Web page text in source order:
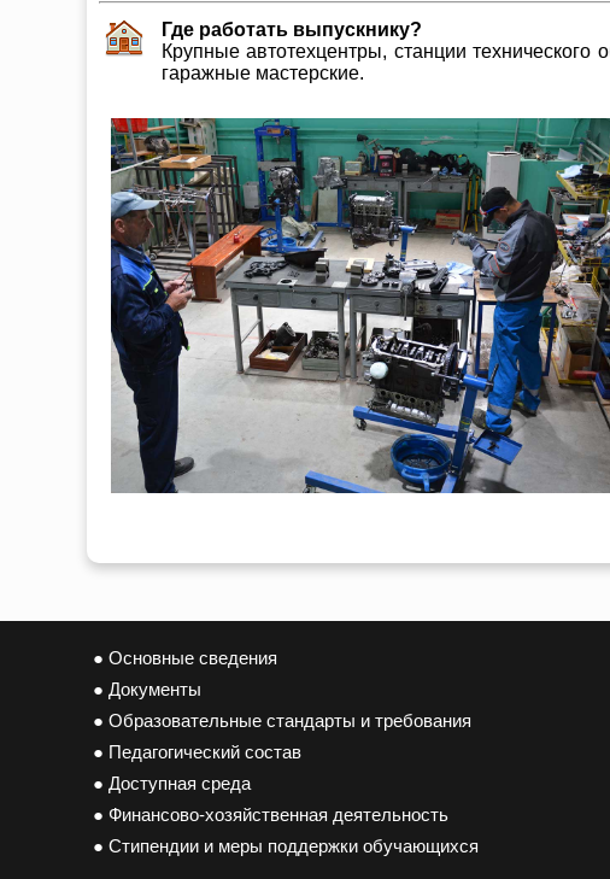
Где работать выпускнику?
Крупные автотехцентры, станции
гаражные мастерские.
● Основные сведения
● Документы
● Образовательные стандарты и требования
● Педагогический состав
● Доступная среда
● Финансово-хозяйственная деятельность
● Стипендии и меры поддержки обучающихся